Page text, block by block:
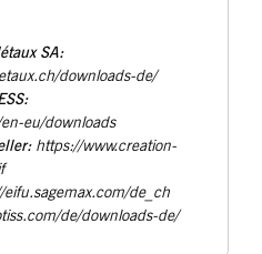
SA:
downloads-de/
eu/downloads
https://www.creation-
eifu.sagemax.com/de_ch
de/downloads-de/